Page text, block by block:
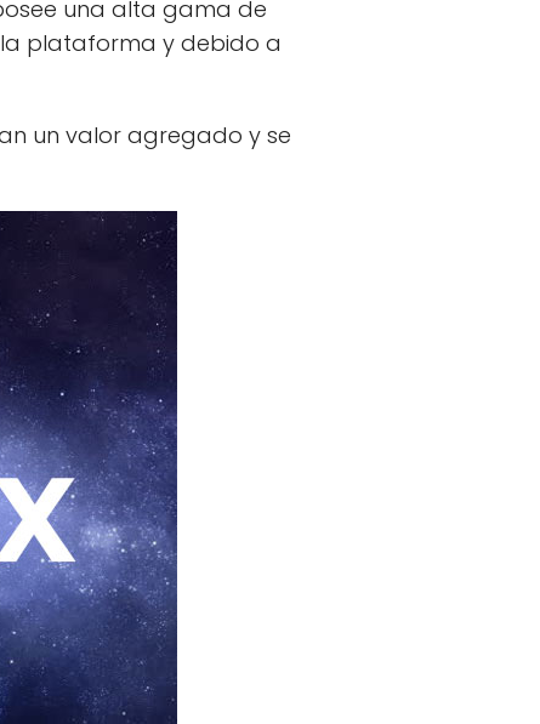
una alta gama de
plataforma y debido a
un valor agregado y se